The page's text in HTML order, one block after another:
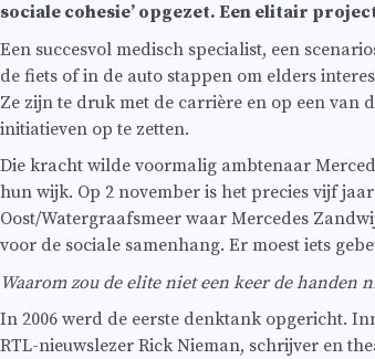
sociale cohesie’ opgezet. Een elitair
Een succesvol medisch specialist, een
de fiets of in de auto stappen om elders
Ze zijn te druk met de carrière en op een van
initiatieven op te zetten.
Die kracht wilde voormalig ambtenaar
hun wijk. Op 2 november is het precies vijf
Oost/Watergraafsmeer waar Mercedes
voor de sociale samenhang. Er moest iets
Waarom zou de elite niet een keer de handen
In 2006 werd de eerste denktank opgericht.
RTL-nieuwslezer Rick Nieman, schrijver en